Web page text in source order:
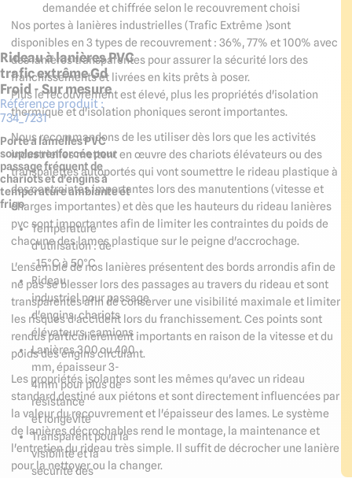
Rideau à lanières PVC
trafic extrême Gd
Froid - Sur mesure
Référence produit :
734_7231
Porte à lamelles PVC
souples renforcée pour
passage fréquent de
chariots et d'engins à
température ambiante et
frigo
Température
d'utilisation : de
-15°C à 50°C
Rideau
industriel pour passage
d'engins, chariots
élévateurs, camions
Lanières 300 ou 400
mm, épaisseur 3-
4mm pour plus de
résistance
et longévité
Transparent pour la
visibilité et la
sécurité des
demandée et chiffrée selon le recouvrement choisi
Nos portes à lanières industrielles (Trafic Extrême )sont
disponibles en 3 types de recouvrement : 36%, 77% et 100% avec
des lanières transparentes pour assurer la sécurité lors des
franchissements et livrées en kits prêts à poser.
Plus le recouvrement est élevé, plus les propriétés d'isolation
thermique et d'isolation phoniques seront importantes.
Nous recommandons de les utiliser dès lors que les activités
industrielles mettent en œuvre des chariots élévateurs ou des
transpalettes autoportés qui vont soumettre le rideau plastique à
des contraintes importantes lors des manutentions (vitesse et
charges importantes) et dès que les hauteurs du rideau lanières
pvc sont importantes afin de limiter les contraintes du poids de
chacune des lames plastique sur le peigne d'accrochage.
L'ensemble de nos lanières présentent des bords arrondis afin de
ne pas se blesser lors des passages au travers du rideau et sont
transparentes afin de conserver une visibilité maximale et limiter
les risques d'accident lors du franchissement. Ces points sont
rendus particulièrement importants en raison de la vitesse et du
poids des engins circulant.
Les propriétés isolantes sont les mêmes qu'avec un rideau
standard destiné aux piétons et sont directement influencées par
la valeur du recouvrement et l'épaisseur des lames. Le système
de lanières décrochables rend le montage, la maintenance et
l'entretien du rideau très simple. Il suffit de décrocher une lanière
pour la nettoyer ou la changer.